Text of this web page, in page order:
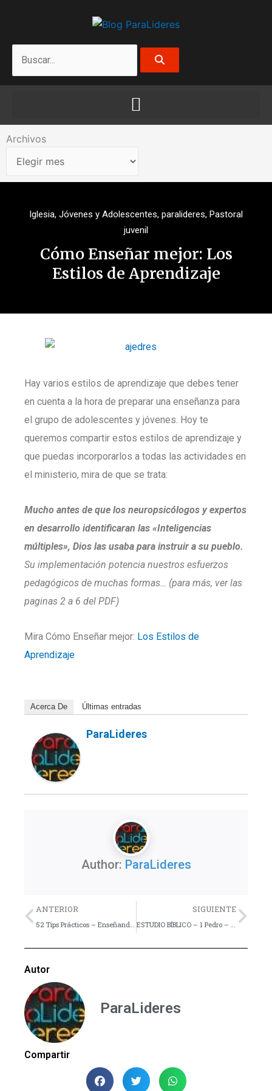
Archivos
Archivos
Iglesia, Jóvenes y Adolescentes, paralideres, Pastoral
juvenil
Cómo Enseñar mejor: Los
Estilos de Aprendizaje
Hay varios estilos de aprendizaje que debes tener
en cuenta a la hora de preparar una enseñanza para
el grupo de adolescentes y jóvenes. Hoy te
queremos compartir estos estilos de aprendizaje y
que puedas incorporarlos a todas las actividades en
el ministerio, mira de que se trata:
Mucho antes de que los neuropsicólogos y expertos
en desarrollo identificaran las «Inteligencias
múltiples», Dios las usaba para instruir a su pueblo.
Su implementación potencia nuestros esfuerzos
pedagógicos de muchas formas… (para más, ver las
paginas 2 a 6 del PDF)
Mira Cómo Enseñar mejor: Los Estilos de
Aprendizaje
Acerca De Últimas entradas
ParaLideres
Author: ParaLideres
Previo
ANTERIOR SIGUIENTE
Autor
ParaLideres
Compartir